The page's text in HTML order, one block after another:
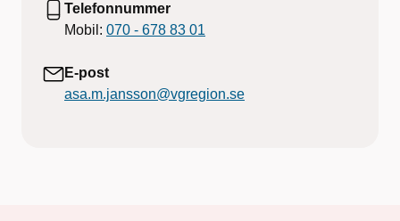
Telefonnummer
Mobil: 070 - 678 83 01
E-post
asa.m.jansson@vgregion.se